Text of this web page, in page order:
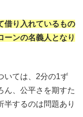
借り入れているもの
ーンの名義人となり
いては、2分の1ず
ん、公平さを期すた
半するのは問題あり